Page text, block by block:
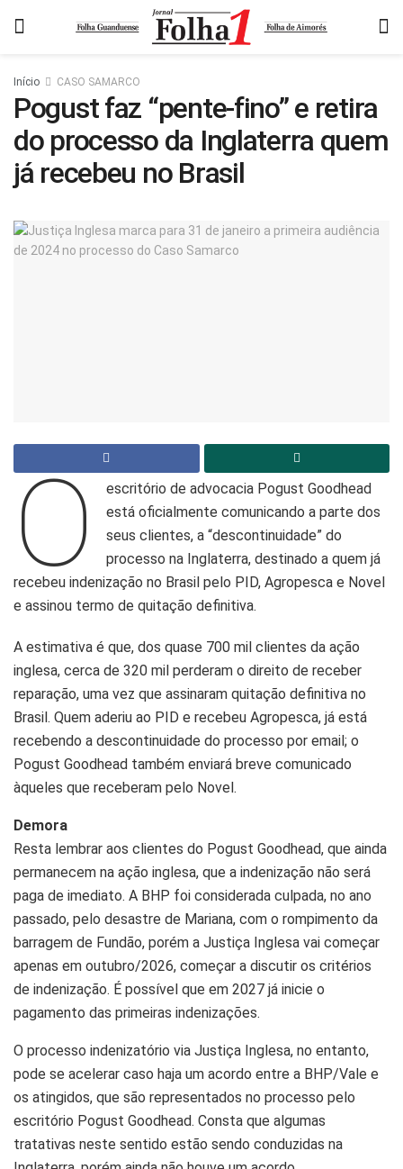
Início CASO SAMARCO
Pogust faz “pente-fino” e retira
do processo da Inglaterra quem
já recebeu no Brasil
O
escritório de advocacia Pogust Goodhead
está oficialmente comunicando a parte dos
seus clientes, a “descontinuidade” do
processo na Inglaterra, destinado a quem já
recebeu indenização no Brasil pelo PID, Agropesca e Novel
e assinou termo de quitação definitiva.
A estimativa é que, dos quase 700 mil clientes da ação
inglesa, cerca de 320 mil perderam o direito de receber
reparação, uma vez que assinaram quitação definitiva no
Brasil. Quem aderiu ao PID e recebeu Agropesca, já está
recebendo a descontinuidade do processo por email; o
Pogust Goodhead também enviará breve comunicado
àqueles que receberam pelo Novel.
Demora
Resta lembrar aos clientes do Pogust Goodhead, que ainda
permanecem na ação inglesa, que a indenização não será
paga de imediato. A BHP foi considerada culpada, no ano
passado, pelo desastre de Mariana, com o rompimento da
barragem de Fundão, porém a Justiça Inglesa vai começar
apenas em outubro/2026, começar a discutir os critérios
de indenização. É possível que em 2027 já inicie o
pagamento das primeiras indenizações.
O processo indenizatório via Justiça Inglesa, no entanto,
pode se acelerar caso haja um acordo entre a BHP/Vale e
os atingidos, que são representados no processo pelo
escritório Pogust Goodhead. Consta que algumas
tratativas neste sentido estão sendo conduzidas na